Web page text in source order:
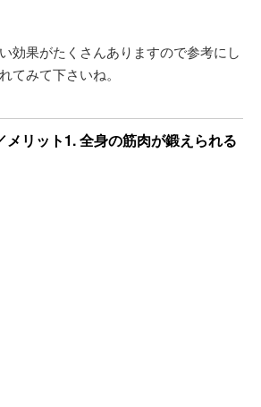
効果がたくさんありますので参考にし
てみて下さいね。
メリット1. 全身の筋肉が鍛えられる